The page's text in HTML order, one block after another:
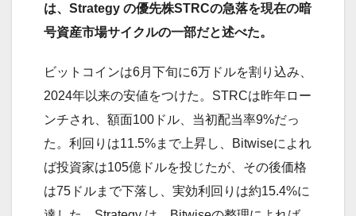
は、Strategy の優先株STRCの急落を現在の暗
号資産市場サイクルの一部だと述べた。
ビットコインは6月下旬に6万ドルを割り込み、
2024年以来の安値をつけた。STRCは昨年ロー
ンチされ、額面100ドル、当初配当率9%だっ
た。利回りは11.5%まで上昇し、Bitwiseによれ
ば投資家は105億ドルを投じたが、その後価格
は75ドルまで下落し、実効利回りは約15.4%に